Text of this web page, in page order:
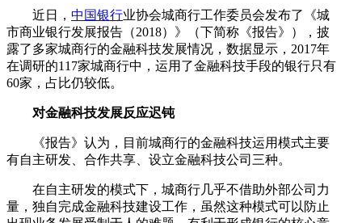
近日， 中国银行业协会城商行工作委员会发布了《城
市商业银行发展报告（2018）》（下简称《报告》），披
露了多家城商行的金融科技发展情况，数据显示，2017年
在调研的117家城商行中，运用了金融科技手段的银行只有
60家，占比仍较低。
对金融科技发展反应迟钝
《报告》认为，目前城商行的金融科技运用模式主要
有自主研发、合作共享、设立金融科技公司三种。
在自主研发的模式下，城商行几乎不借助外部公司力
量，独自完成金融科技建设工作，虽然这种模式可以防止